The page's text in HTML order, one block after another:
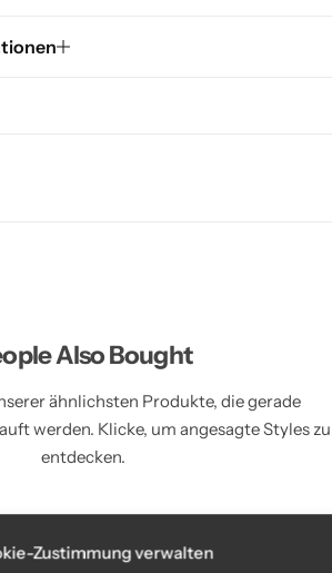
Zustimmung verwalten
Also Bought
ähnlichsten Produkte, die gerade
werden. Klicke, um angesagte Styles zu
entdecken.